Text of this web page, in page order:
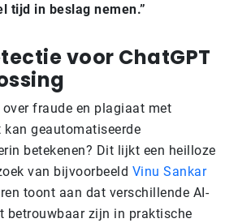
tijd in beslag nemen.”
voor ChatGPT
fraude en plagiaat met
kan geautomatiseerde
betekenen? Dit lijkt een heilloze
van bijvoorbeeld Vinu Sankar
toont aan dat verschillende AI-
betrouwbaar zijn in praktische